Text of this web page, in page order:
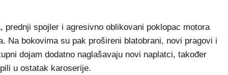
spojler i agresivno oblikovani poklopac motora
Na bokovima su pak prošireni blatobrani, novi pragovi i
dojam dodatno naglašavaju novi naplatci, također
u ostatak karoserije.